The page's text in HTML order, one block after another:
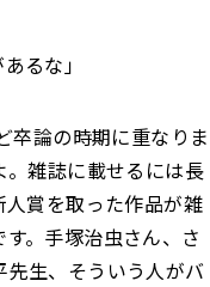
るな」
卒論の時期に重なりま
。雑誌に載せるには長
賞を取った作品が雑
。手塚治虫さん、さ
生、そういう人がバ